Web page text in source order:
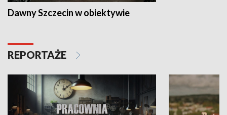
Dawny Szczecin w obiektywie
REPORTAŻE